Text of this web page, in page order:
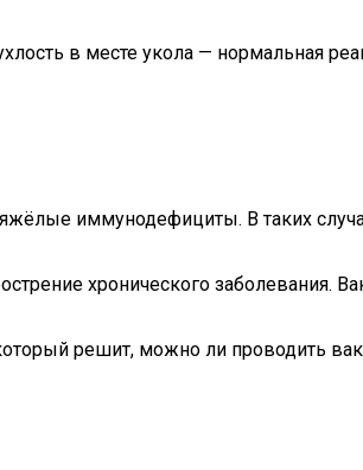
в месте укола — нормальная
иммунодефициты. В таких
хронического
решит, можно ли проводить